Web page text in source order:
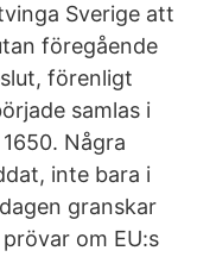
Sverige att
föregående
förenligt
samlas i
Några
inte bara i
granskar
om EU:s